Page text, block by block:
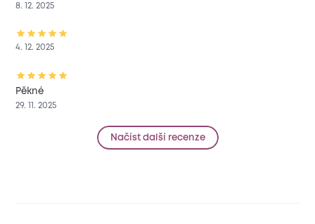
8. 12. 2025
4. 12. 2025
Pěkné
29. 11. 2025
Načíst další recenze